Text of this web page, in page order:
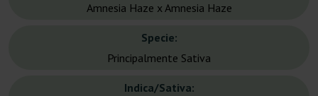
Amnesia Haze x Amnesia Haze
Specie:
Principalmente Sativa
Indica/Sativa: